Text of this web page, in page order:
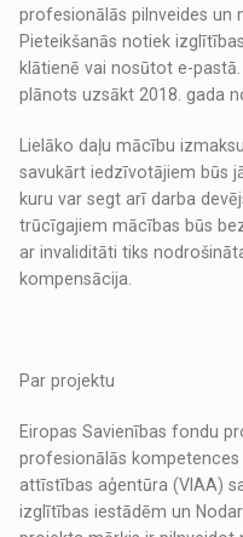
profesionālās pilnveides un
Pieteikšanās notiek
klātienē vai nosūtot e-
plānots uzsākt 2018. gada
Lielāko daļu mācību
savukārt iedzīvotājiem būs
kuru var segt arī darba
trūcīgajiem mācības būs
ar invaliditāti tiks
kompensācija.
Par projektu
Eiropas Savienības fondu
profesionālās
attīstības aģentūra (VIAA)
izglītības iestādēm un